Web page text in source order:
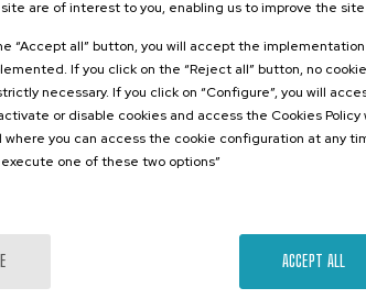
are of interest to you, enabling us to improve the
“Accept all” button, you will accept the
If you click on the “Reject all” button, no
necessary. If you click on “Configure”, you will
or disable cookies and access the Cookies
you can access the cookie configuration at any
one of these two options”
ACCEPT ALL